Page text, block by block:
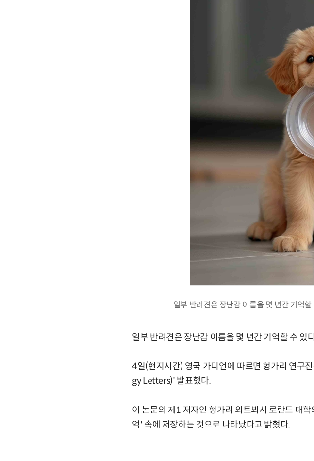
일부 반려견은 장난감 이름을 몇 년간 기억
일부 반려견은 장난감 이름을 몇 년간 기억할 수 있
4일(현지시간) 영국 가디언에 따르면 헝가리 연구
gy Letters)' 발표했다.
이 논문의 제1 저자인 헝가리 외트뵈시 로란드 대
억' 속에 저장하는 것으로 나타났다고 밝혔다.